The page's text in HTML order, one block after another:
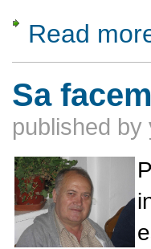
Read
Sa
published by